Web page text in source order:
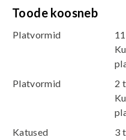
Toode koosneb
Platvormid
Platvormid
2
Katused
3